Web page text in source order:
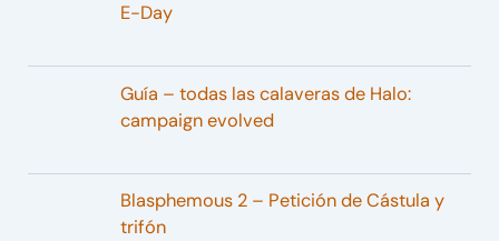
E-Day
Guía – todas las calaveras de Halo:
campaign evolved
Blasphemous 2 – Petición de Cástula y
trifón